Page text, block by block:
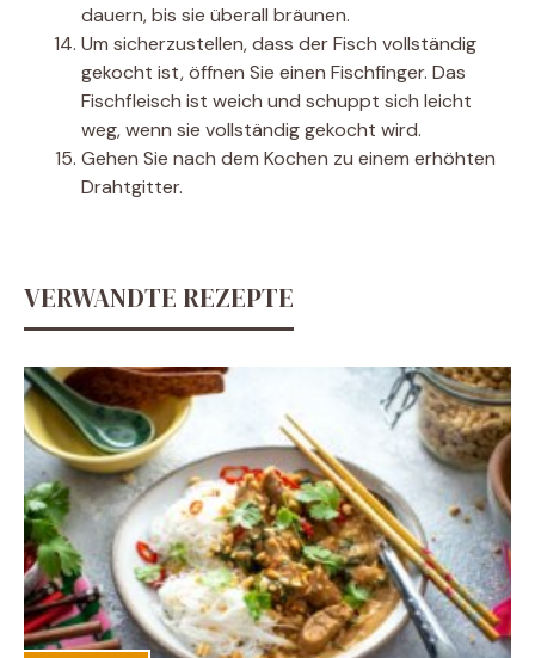
dauern, bis sie überall bräunen.
Um sicherzustellen, dass der Fisch vollständig
gekocht ist, öffnen Sie einen Fischfinger. Das
Fischfleisch ist weich und schuppt sich leicht
weg, wenn sie vollständig gekocht wird.
Gehen Sie nach dem Kochen zu einem erhöhten
Drahtgitter.
VERWANDTE REZEPTE